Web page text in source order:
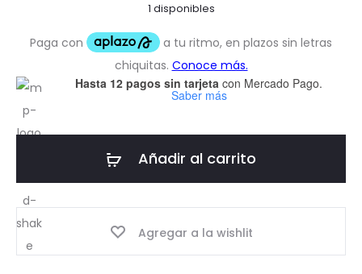
1 disponibles
Hasta 12 pagos sin tarjeta con Mercado Pago.
Saber más
Añadir al carrito
Agregar a la wishlit